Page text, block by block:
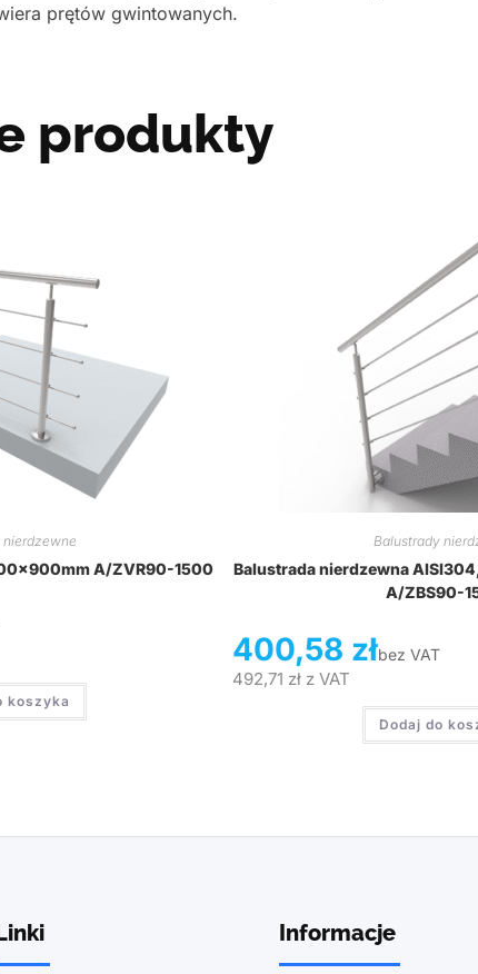
prętów gwintowanych.
produkty
A/ZVR90-1500
koszyka
Balustrady
Balustrada nierdzewna
A/ZBS90-
400,58 złbez VAT
492,71 złz VAT
Dodaj do
Informacje